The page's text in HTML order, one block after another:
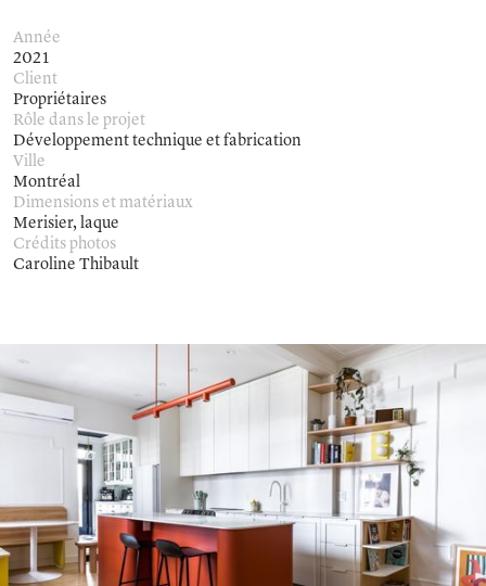
Année
2021
Client
Propriétaires
Rôle dans le projet
Développement technique et fabrication
Ville
Montréal
Dimensions et matériaux
Merisier, laque
Crédits photos
Caroline Thibault